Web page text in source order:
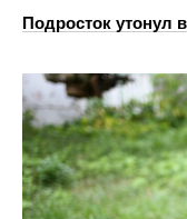
Подросток утонул